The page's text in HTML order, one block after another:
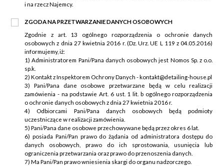
i na rzecz Najemcy.
ZGODA NA PRZETWARZANIE DANYCH OSOBOWYCH
Zgodnie z art. 13 ogólnego rozporządzenia o ochronie danych
osobowych z dnia 27 kwietnia 2016 r. (Dz. Urz. UE L 119 z 04.05.2016)
informujemy, iż:
1) Administratorem Pani/Pana danych osobowych jest Nomos Sp. z o.o.
sp.k.
2) Kontakt z Inspektorem Ochrony Danych - kontakt@detailing-house.pl
3) Pani/Pana dane osobowe przetwarzane będą w celu realizacji
zamówienia - na podstawie Art. 6 ust. 1 lit. b ogólnego rozporządzenia
o ochronie danych osobowych z dnia 27 kwietnia 2016 r.
4) Odbiorcami Pani/Pana danych osobowych będą podmioty
uczestniczące w realizacji zamówienia.
5) Pani/Pana dane osobowe przechowywane będą przez okres 6 lat.
6) posiada Pani/Pan prawo do żądania od administratora dostępu do
danych osobowych, prawo do ich sprostowania, usunięcia lub
ograniczenia przetwarzania oraz prawo do przenoszenia danych.
7) Ma Pani/Pan prawo wniesienia skargi do organu nadzorczego.